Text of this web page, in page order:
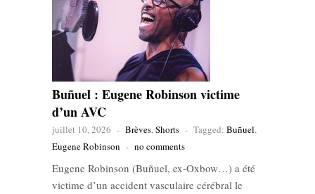
Buñuel : Eugene Robinson victime
d’un AVC
juillet 10, 2026 - Brèves,Shorts - Tagged: Buñuel,
Eugene Robinson - no comments
Eugene Robinson (Buñuel, ex-Oxbow…) a été
victime d’un accident vasculaire cérébral le